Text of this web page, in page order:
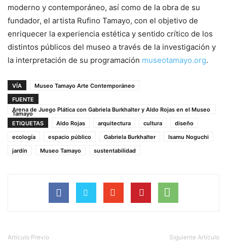
moderno y contemporáneo, así como de la obra de su
fundador, el artista Rufino Tamayo, con el objetivo de
enriquecer la experiencia estética y sentido crítico de los
distintos públicos del museo a través de la investigación y
la interpretación de su programación museotamayo.org.
VÍA
Museo Tamayo Arte Contemporáneo
FUENTE
Arena de Juego Plática con Gabriela Burkhalter y Aldo Rojas en el Museo
Tamayo
ETIQUETAS
Aldo Rojas arquitectura cultura
diseño
ecología
espacio público Gabriela Burkhalter
Isamu Noguchi
jardín
Museo Tamayo sustentabilidad
Artículo Previo Siguiente Artículo